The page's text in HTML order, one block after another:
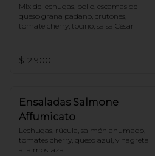
Mix de lechugas, pollo, escamas de
queso grana padano, crutones,
tomate cherry, tocino, salsa César
$12.900
Ensaladas Salmone
Affumicato
Lechugas, rúcula, salmón ahumado,
tomates cherry, queso azul, vinagreta
a la mostaza